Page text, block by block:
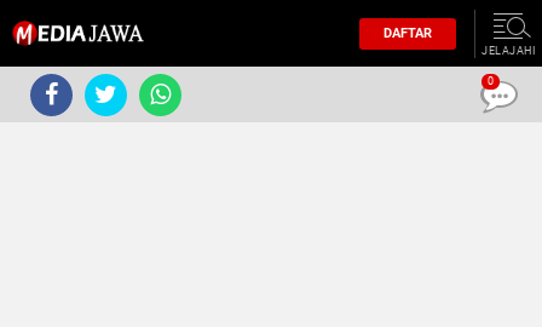
DAFTAR
JELAJAHI
0